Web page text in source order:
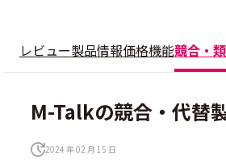
レビュー製品情報価格機能競合・
M-Talkの競合・代替
2024 年 02 月 15 日